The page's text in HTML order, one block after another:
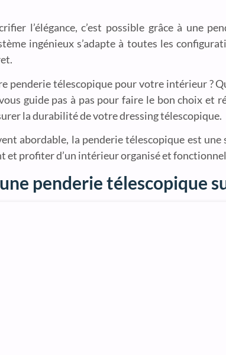
l’élégance, c’est possible grâce à une
ingénieux s’adapte à toutes les
penderie télescopique pour votre intérieur ?
guide pas à pas pour faire le bon choix et
la durabilité de votre dressing télescopique.
abordable, la penderie télescopique est
et profiter d’un intérieur organisé et
penderie télescopique